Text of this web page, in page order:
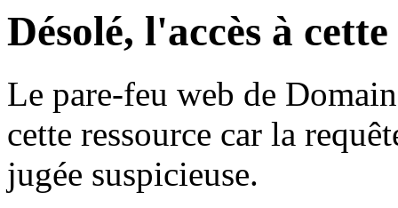
Désolé, l'accès à
Le pare-feu web de
cette ressource car la
jugée suspicieuse.